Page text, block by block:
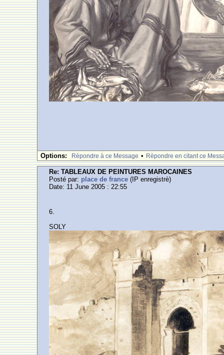
Options: Rèpondre à ce Message • Rèpondre en citant ce
Re: TABLEAUX DE PEINTURES MAROCAINES
Posté par: place de france (IP enregistrè)
Date: 11 June 2005 : 22:55
6.
SOLY